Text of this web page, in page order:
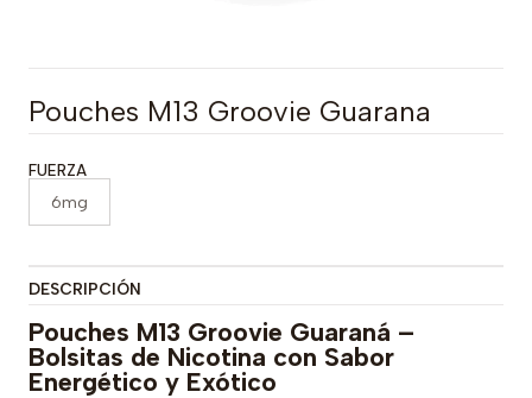
Pouches M13 Groovie Guarana
FUERZA
6mg
DESCRIPCIÓN
Pouches M13 Groovie Guaraná –
Bolsitas de Nicotina con Sabor
Energético y Exótico